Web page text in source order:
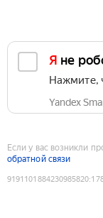
Я не
Нажмите,
Yandex
Если у вас возникли
обратной связи
9191101884230985820: